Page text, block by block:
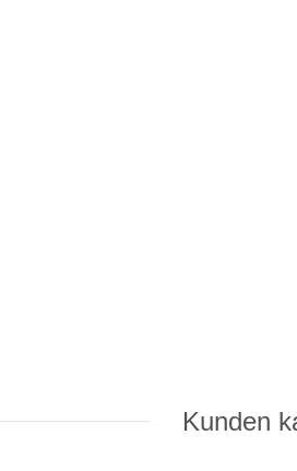
Kunden